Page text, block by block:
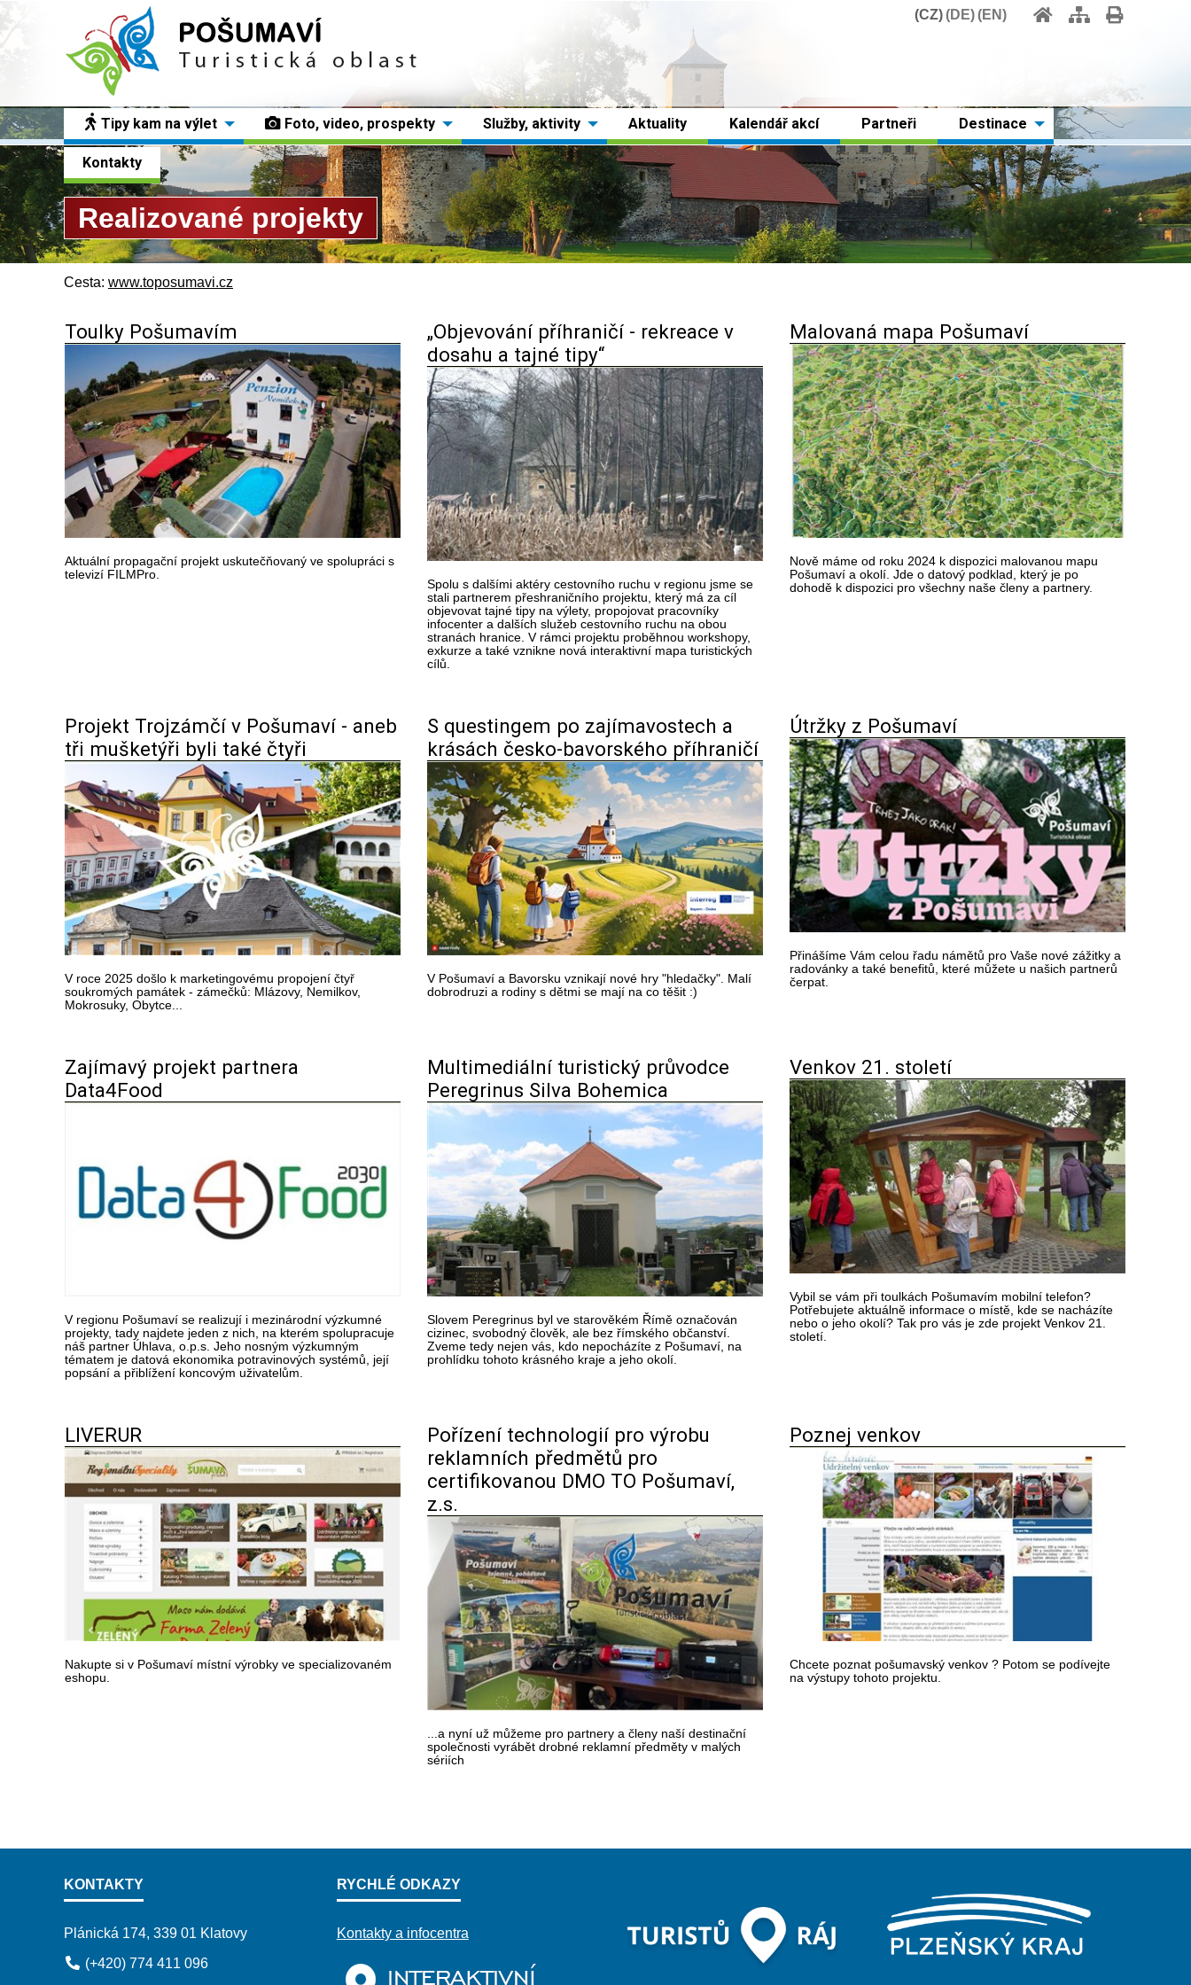
Tipy kam na výlet Foto, video, prospekty Služby, aktivity Aktuality Kalendář akcí Partneři Destinace
Kontakty
CZ DE EN
Realizované projekty
Cesta: www.toposumavi.cz
Toulky Pošumavím
Aktuální propagační projekt uskutečňovaný ve spolupráci s
televizí FILMPro.
„Objevování příhraničí - rekreace v
dosahu a tajné tipy“
Spolu s dalšími aktéry cestovního ruchu v regionu jsme se
stali partnerem přeshraničního projektu, který má za cíl
objevovat tajné tipy na výlety, propojovat pracovníky
infocenter a dalších služeb cestovního ruchu na obou
stranách hranice. V rámci projektu proběhnou workshopy,
exkurze a také vznikne nová interaktivní mapa turistických
cílů.
Malovaná mapa Pošumaví
Nově máme od roku 2024 k dispozici malovanou mapu
Pošumaví a okolí. Jde o datový podklad, který je po
dohodě k dispozici pro všechny naše členy a partnery.
Projekt Trojzámčí v Pošumaví - aneb
tři mušketýři byli také čtyři
V roce 2025 došlo k marketingovému propojení čtyř
soukromých památek - zámečků: Mlázovy, Nemilkov,
Mokrosuky, Obytce...
S questingem po zajímavostech a
krásách česko-bavorského příhraničí
V Pošumaví a Bavorsku vznikají nové hry "hledačky". Malí
dobrodruzi a rodiny s dětmi se mají na co těšit :)
Útržky z Pošumaví
Přinášíme Vám celou řadu námětů pro Vaše nové zážitky a
radovánky a také benefitů, které můžete u našich partnerů
čerpat.
Zajímavý projekt partnera
Data4Food
V regionu Pošumaví se realizují i mezinárodní výzkumné
projekty, tady najdete jeden z nich, na kterém spolupracuje
náš partner Úhlava, o.p.s. Jeho nosným výzkumným
tématem je datová ekonomika potravinových systémů, její
popsání a přiblížení koncovým uživatelům.
Multimediální turistický průvodce
Peregrinus Silva Bohemica
Slovem Peregrinus byl ve starověkém Římě označován
cizinec, svobodný člověk, ale bez římského občanství.
Zveme tedy nejen vás, kdo nepocházíte z Pošumaví, na
prohlídku tohoto krásného kraje a jeho okolí.
Venkov 21. století
Vybil se vám při toulkách Pošumavím mobilní telefon?
Potřebujete aktuálně informace o místě, kde se nacházíte
nebo o jeho okolí? Tak pro vás je zde projekt Venkov 21.
století.
LIVERUR
Nakupte si v Pošumaví místní výrobky ve specializovaném
eshopu.
Pořízení technologií pro výrobu
reklamních předmětů pro
certifikovanou DMO TO Pošumaví,
z.s.
...a nyní už můžeme pro partnery a členy naší destinační
společnosti vyrábět drobné reklamní předměty v malých
sériích
Poznej venkov
Chcete poznat pošumavský venkov ? Potom se podívejte
na výstupy tohoto projektu.
KONTAKTY
Plánická 174, 339 01 Klatovy
(+420) 774 411 096
RYCHLÉ ODKAZY
Kontakty a infocentra